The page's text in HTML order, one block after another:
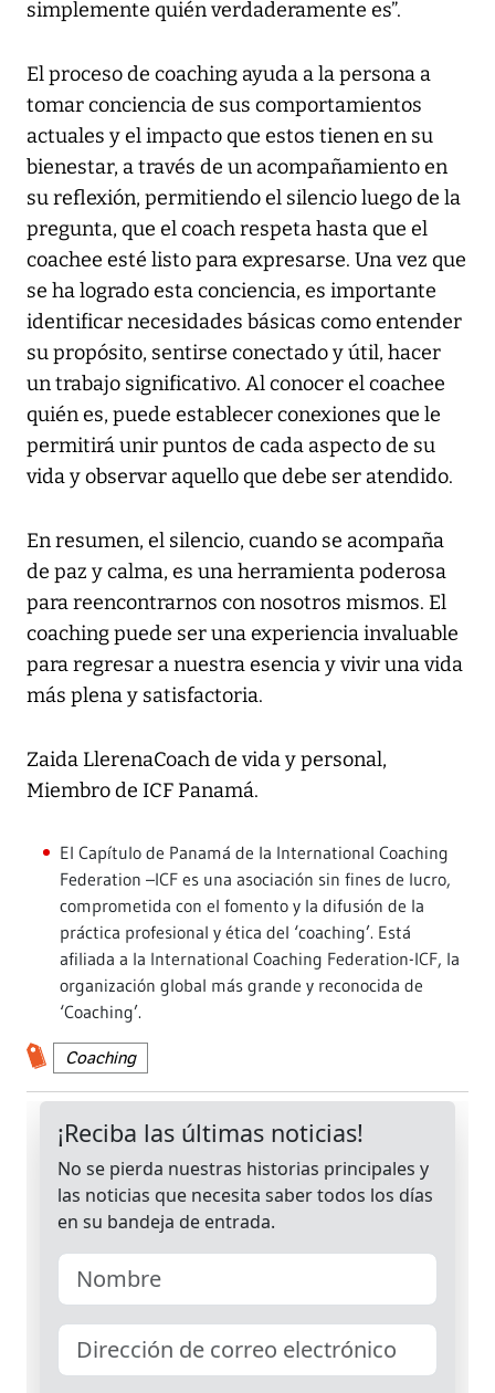
simplemente quién verdaderamente es”.
El proceso de coaching ayuda a la persona a
tomar conciencia de sus comportamientos
actuales y el impacto que estos tienen en su
bienestar, a través de un acompañamiento en
su reflexión, permitiendo el silencio luego de la
pregunta, que el coach respeta hasta que el
coachee esté listo para expresarse. Una vez que
se ha logrado esta conciencia, es importante
identificar necesidades básicas como entender
su propósito, sentirse conectado y útil, hacer
un trabajo significativo. Al conocer el coachee
quién es, puede establecer conexiones que le
permitirá unir puntos de cada aspecto de su
vida y observar aquello que debe ser atendido.
En resumen, el silencio, cuando se acompaña
de paz y calma, es una herramienta poderosa
para reencontrarnos con nosotros mismos. El
coaching puede ser una experiencia invaluable
para regresar a nuestra esencia y vivir una vida
más plena y satisfactoria.
Zaida LlerenaCoach de vida y personal,
Miembro de ICF Panamá.
El Capítulo de Panamá de la International Coaching
Federation –ICF es una asociación sin fines de lucro,
comprometida con el fomento y la difusión de la
práctica profesional y ética del ‘coaching’. Está
afiliada a la International Coaching Federation-ICF, la
organización global más grande y reconocida de
‘Coaching’.
Coaching